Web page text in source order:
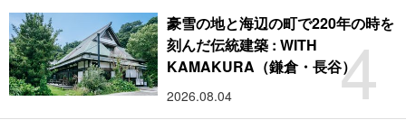
4
豪雪の地と海辺の町で220年の時を
刻んだ伝統建築 : WITH
KAMAKURA（鎌倉・長谷）
2026.08.04